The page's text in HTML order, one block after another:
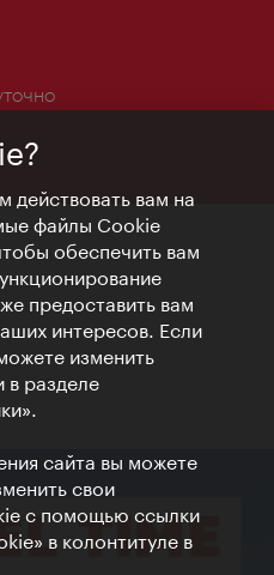
действовать вам на
файлы Cookie
обеспечить вам
предоставить вам
интересов. Если
изменить
в разделе
сайта вы можете
свои
с помощью ссылки
в колонтитуле в